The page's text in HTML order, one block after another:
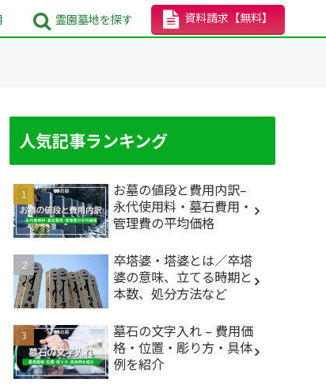
霊園墓地を探す 資料請求 【無料】
人気記事ランキング
お墓の値段と費用内訳–
永代使用料・墓石費用・
管理費の平均価格
卒塔婆・塔婆とは／卒塔
婆の意味、立てる時期と
本数、処分方法など
墓石の文字入れ – 費用価
格・位置・彫り方・具体
例を紹介